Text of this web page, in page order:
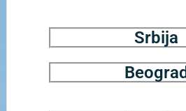
Srbija
Beograd